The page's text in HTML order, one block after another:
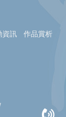
資訊 作品賞析